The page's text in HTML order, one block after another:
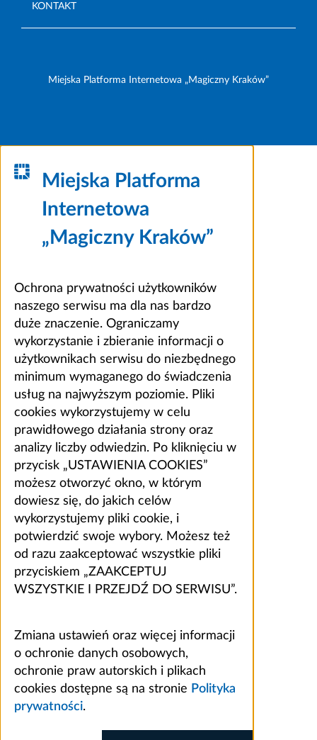
KONTAKT
Miejska Platforma Internetowa „Magiczny Kraków”
Miejska Platforma
Internetowa
„Magiczny Kraków”
Ochrona prywatności użytkowników
naszego serwisu ma dla nas bardzo
duże znaczenie. Ograniczamy
wykorzystanie i zbieranie informacji o
użytkownikach serwisu do niezbędnego
minimum wymaganego do świadczenia
usług na najwyższym poziomie. Pliki
cookies wykorzystujemy w celu
prawidłowego działania strony oraz
analizy liczby odwiedzin. Po kliknięciu w
przycisk „USTAWIENIA COOKIES”
możesz otworzyć okno, w którym
dowiesz się, do jakich celów
wykorzystujemy pliki cookie, i
potwierdzić swoje wybory. Możesz też
od razu zaakceptować wszystkie pliki
przyciskiem „ZAAKCEPTUJ
WSZYSTKIE I PRZEJDŹ DO SERWISU”.
Zmiana ustawień oraz więcej informacji
o ochronie danych osobowych,
ochronie praw autorskich i plikach
cookies dostępne są na stronie Polityka
prywatności.